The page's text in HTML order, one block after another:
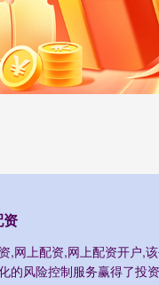
资
,网上配资,网上配资开户,
的风险控制服务赢得了投